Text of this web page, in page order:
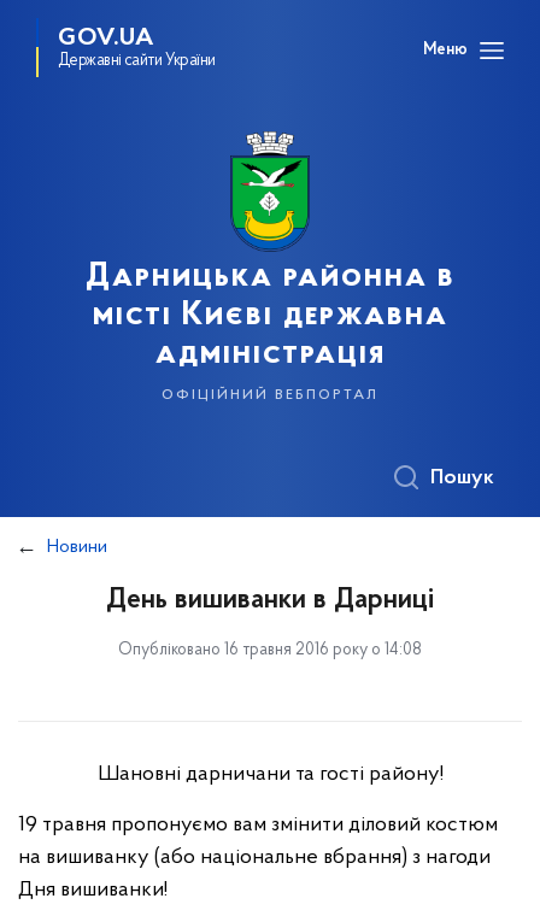
GOV.UA
Державні сайти України
Меню
Дарницька районна в
місті Києві державна
адміністрація
офіційний вебпортал
Пошук
Новини
День вишиванки в Дарниці
Опубліковано 16 травня 2016 року о 14:08
Шановні дарничани та гості району!
19 травня пропонуємо вам змінити діловий костюм
на вишиванку (або національне вбрання) з нагоди
Дня вишиванки!